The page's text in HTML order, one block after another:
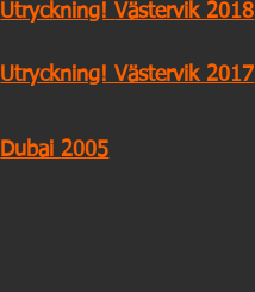
Utryckning!Västervik 2018
Utryckning! Västervik 2017
Dubai 2005